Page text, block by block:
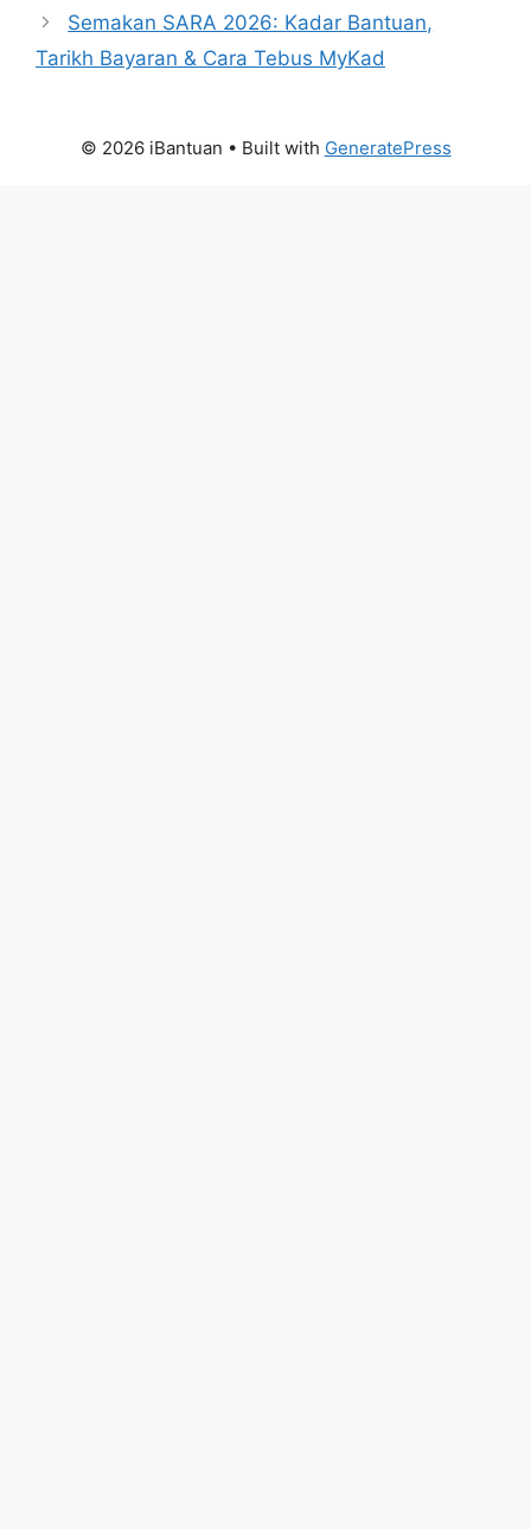
Semakan SARA 2026: Kadar Bantuan,
Tarikh Bayaran & Cara Tebus MyKad
© 2026 iBantuan • Built with GeneratePress